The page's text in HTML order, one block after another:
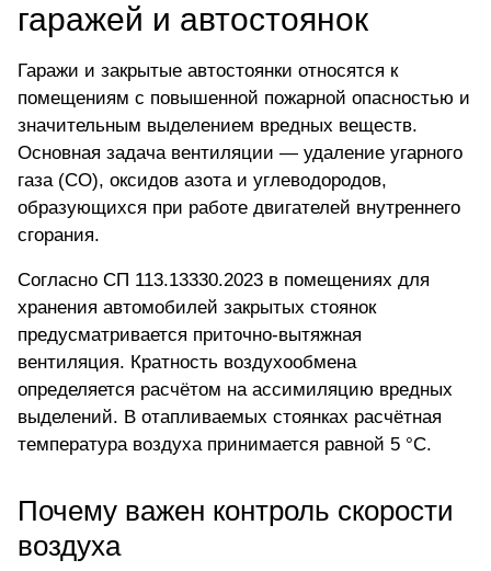
гаражей и автостоянок
Гаражи и закрытые автостоянки относятся к
помещениям с повышенной пожарной опасностью и
значительным выделением вредных веществ.
Основная задача вентиляции — удаление угарного
газа (CO), оксидов азота и углеводородов,
образующихся при работе двигателей внутреннего
сгорания.
Согласно СП 113.13330.2023 в помещениях для
хранения автомобилей закрытых стоянок
предусматривается приточно-вытяжная
вентиляция. Кратность воздухообмена
определяется расчётом на ассимиляцию вредных
выделений. В отапливаемых стоянках расчётная
температура воздуха принимается равной 5 °С.
Почему важен контроль скорости
воздуха